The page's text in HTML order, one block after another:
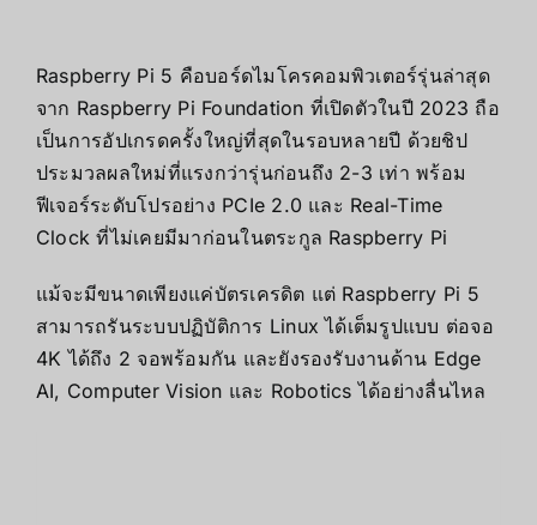
Raspberry Pi 5 คือบอร์ดไมโครคอมพิวเตอร์รุ่นล่าสุด
จาก Raspberry Pi Foundation ที่เปิดตัวในปี 2023 ถือ
เป็นการอัปเกรดครั้งใหญ่ที่สุดในรอบหลายปี ด้วยชิป
ประมวลผลใหม่ที่แรงกว่ารุ่นก่อนถึง 2-3 เท่า พร้อม
ฟีเจอร์ระดับโปรอย่าง PCIe 2.0 และ Real-Time
Clock ที่ไม่เคยมีมาก่อนในตระกูล Raspberry Pi
แม้จะมีขนาดเพียงแค่บัตรเครดิต แต่ Raspberry Pi 5
สามารถรันระบบปฏิบัติการ Linux ได้เต็มรูปแบบ ต่อจอ
4K ได้ถึง 2 จอพร้อมกัน และยังรองรับงานด้าน Edge
AI, Computer Vision และ Robotics ได้อย่างลื่นไหล